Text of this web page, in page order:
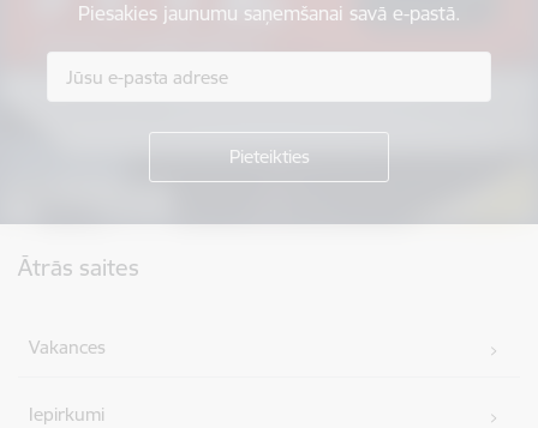
Piesakies jaunumu saņemšanai savā e-pastā.
Ātrās saites
Vakances
Iepirkumi